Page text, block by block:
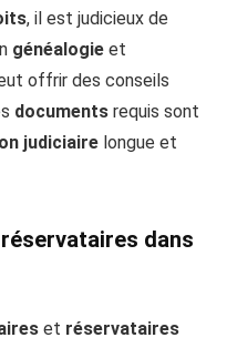
, il est judicieux de
généalogie et
offrir des conseils
documents requis sont
judiciaire longue et
dans
et réservataires